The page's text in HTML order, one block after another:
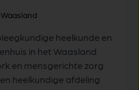
Waasland
heelkunde en
in het Waasland
en mensgerichte zorg
heelkundige afdeling